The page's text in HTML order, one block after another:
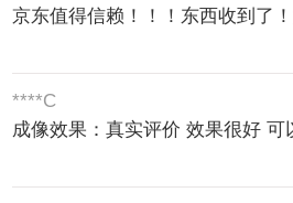
京东值得信赖！！！东西收到了
****C
成像效果：真实评价 效果很好 可